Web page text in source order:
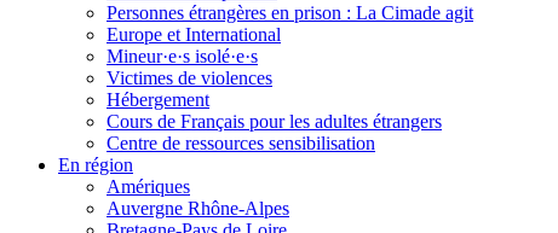
Personnes étrangères en prison : La Cimade agit
Europe et International
Mineur·e·s isolé·e·s
Victimes de violences
Hébergement
Cours de Français pour les adultes étrangers
Centre de ressources sensibilisation
En région
Amériques
Auvergne Rhône-Alpes